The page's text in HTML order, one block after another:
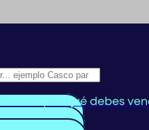
Conoce por qué debes